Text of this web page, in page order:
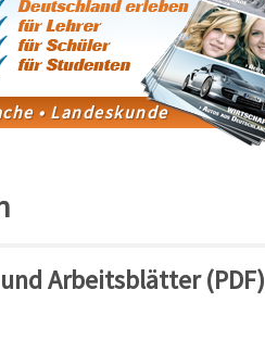
Arbeitsblätter (PDF)